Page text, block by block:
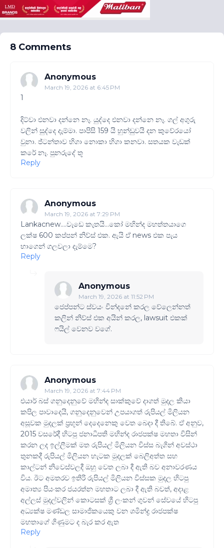
8 Comments
Anonymous
March 19, 2026 at 6:45 PM
1
දිට්වා එනවා දන්නෙ නෑ. යුද්දෙ එනවා දන්නෙ නෑ. ගල් අගුරු
වලින් සුද්දෙ දැම්මා. පාපිසි 159 යි හුන්ඩුවයි දන කුවේරයෝ
වුනා. ජ්ටන්තාව හිගා නොකා හිගා කනවා. සතයක වැඩක්
කරේ නෑ. පුනරුදේ තූ
Reply
Anonymous
March 19, 2026 at 7:29 PM
Lankacnew....වැඩෙ කැතයි...කෝ මහින්ද මහත්තයාගෙ
ලක්ෂ 600 කප්පන් නිව්ස් එක. ඇයි ඒ news එක පැය
භාගෙන් ගලවලා දැම්මෙ?
Reply
Anonymous
March 19, 2026 at 11:52 PM
ජෙප්පන්ට ස්වයං වින්දනේ කරල වේලෙන්නත්
කලින් නිව්ස් එක අයින් කරල​, lawsuit එකක්
ෆයිල් වෙනව වගේ.
Anonymous
March 19, 2026 at 7:44 PM
එයාර් බස් ගනුදෙනුවේ මහින්ද සාක්කුවේ දාගත් මුදල කියා
කපිල පාවාදෙයි, ගනුදෙනුවෙන් උපයාගත් රුපියල් මිලියන
අසූවක මුදලක් ප්‍රභූන් දෙදෙනෙකු වෙත බෙදා දී තිබේ. ඒ අනුව,
2015 වසරේදී හිටපු ජනාධිපති මහින්ද රාජපක්ෂ මහතා විසින්
කරන ලද ඉල්ලීමක් මත රුපියල් මිලියන විස්ස බැගින් අවස්ථා
තුනකදී රුපියල් මිලියන හැටක මුදලක් බෙලිඅත්ත සහ
කාල්ටන් නිවෙස්වලදී ඔහු වෙත ලබා දී ඇති බව අනාවරණය
විය. ඊට අමතරව ඉතිරි රුපියල් මිලියන විස්සක මුදල හිටපු
අමාත්‍ය පියංකර ජයරත්න මහතාට ලබා දී ඇති බවත්, අදාළ
අල්ලස් මුදල්වලින් කොටසක් ශ්‍රී ලංකන් ගුවන් සේවයේ හිටපු
අධ්‍යක්ෂ මණ්ඩල සාමාජිකයෙකු වන ශමින්ද්‍ර රාජපක්ෂ
මහතාගේ ගිණුමට ද බැර කර ඇත
Reply